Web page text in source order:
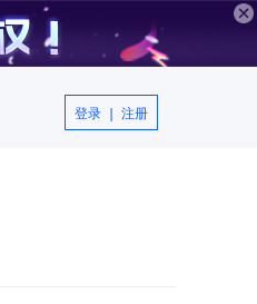
登录 | 注册